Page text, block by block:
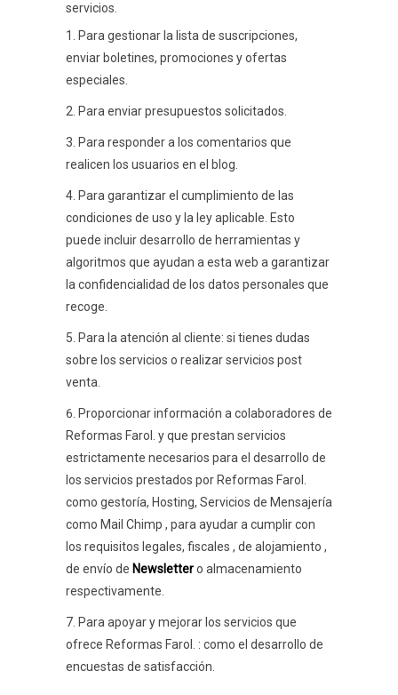
servicios.
Para gestionar la lista de suscripciones,
enviar boletines, promociones y ofertas
especiales.
Para enviar presupuestos solicitados.
Para responder a los comentarios que
realicen los usuarios en el blog.
Para garantizar el cumplimiento de las
condiciones de uso y la ley aplicable. Esto
puede incluir desarrollo de herramientas y
algoritmos que ayudan a esta web a garantizar
la confidencialidad de los datos personales que
recoge.
Para la atención al cliente: si tienes dudas
sobre los servicios o realizar servicios post
venta.
Proporcionar información a colaboradores de
Reformas Farol. y que prestan servicios
estrictamente necesarios para el desarrollo de
los servicios prestados por Reformas Farol.
como gestoría, Hosting, Servicios de Mensajería
como Mail Chimp , para ayudar a cumplir con
los requisitos legales, fiscales , de alojamiento ,
de envío de Newslettero almacenamiento
respectivamente.
Para apoyar y mejorar los servicios que
ofrece Reformas Farol. : como el desarrollo de
encuestas de satisfacción.